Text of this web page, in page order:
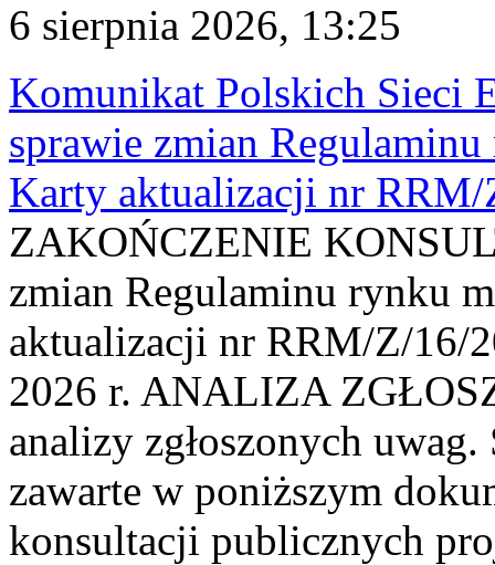
6 sierpnia 2026, 13:25
Komunikat Polskich Sieci
sprawie zmian
Karty aktualizacji nr
ZAKOŃCZENIE
zmian Regulaminu rynku
aktualizacji nr RRM/Z/16/
2026 r. ANALIZA
analizy zgłoszonych
zawarte w poniższym
konsultacji publicznych